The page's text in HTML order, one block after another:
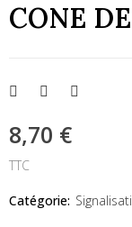
CONE
8,70 €
TTC
Catégorie: